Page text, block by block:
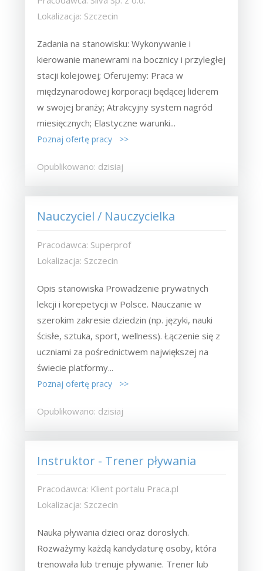
Lokalizacja: Szczecin
Zadania na stanowisku: Wykonywanie i
kierowanie manewrami na bocznicy i przyległej
stacji kolejowej; Oferujemy: Praca w
międzynarodowej korporacji będącej liderem
w swojej branży; Atrakcyjny system nagród
miesięcznych; Elastyczne warunki...
Poznaj ofertę pracy >>
Opublikowano: dzisiaj
Nauczyciel / Nauczycielka
Pracodawca: Superprof
Lokalizacja: Szczecin
Opis stanowiska Prowadzenie prywatnych
lekcji i korepetycji w Polsce. Nauczanie w
szerokim zakresie dziedzin (np. języki, nauki
ścisłe, sztuka, sport, wellness). Łączenie się z
uczniami za pośrednictwem największej na
świecie platformy...
Poznaj ofertę pracy >>
Opublikowano: dzisiaj
Instruktor - Trener pływania
Pracodawca: Klient portalu Praca.pl
Lokalizacja: Szczecin
Nauka pływania dzieci oraz dorosłych.
Rozważymy każdą kandydaturę osoby, która
trenowała lub trenuje pływanie. Trener lub